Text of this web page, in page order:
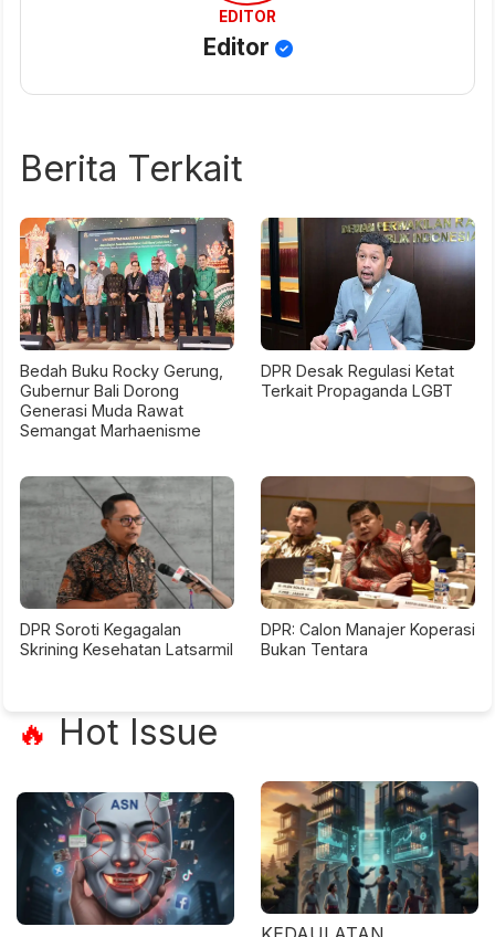
EDITOR
Editor
Berita Terkait
Bedah Buku Rocky Gerung,
Gubernur Bali Dorong
Generasi Muda Rawat
Semangat Marhaenisme
DPR Desak Regulasi Ketat
Terkait Propaganda LGBT
DPR Soroti Kegagalan
Skrining Kesehatan Latsarmil
DPR: Calon Manajer Koperasi
Bukan Tentara
🔥 Hot Issue